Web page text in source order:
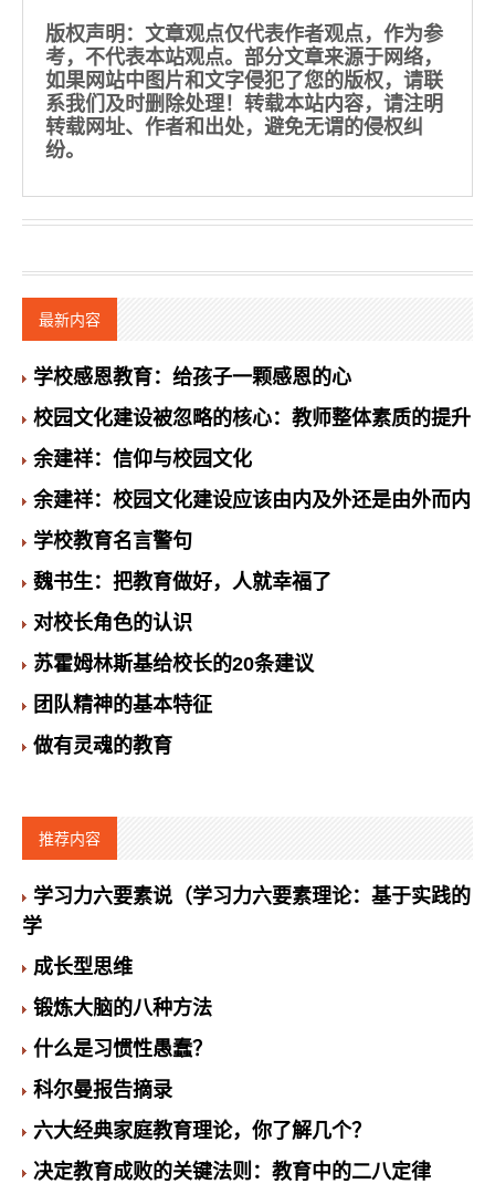
版权声明 ：文章观点仅代表作者观点，作为参
考，不代表本站观点。部分文章来源于网络，
如果网站中图片和文字侵犯了您的版权，请联
系我们及时删除处理！转载本站内容，请注明
转载网址、作者和出处，避免无谓的侵权纠
纷。
最新内容
学校感恩教育：给孩子一颗感恩的心
校园文化建设被忽略的核心：教师整体素质的提升
余建祥：信仰与校园文化
余建祥：校园文化建设应该由内及外还是由外而内
学校教育名言警句
魏书生：把教育做好，人就幸福了
对校长角色的认识
苏霍姆林斯基给校长的20条建议
团队精神的基本特征
做有灵魂的教育
推荐内容
学习力六要素说（学习力六要素理论：基于实践的
学
成长型思维
锻炼大脑的八种方法
什么是习惯性愚蠢？
科尔曼报告摘录
六大经典家庭教育理论，你了解几个？
决定教育成败的关键法则：教育中的二八定律